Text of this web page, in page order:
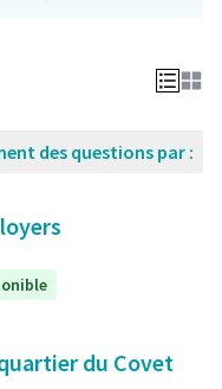
des questions par :
du Covet